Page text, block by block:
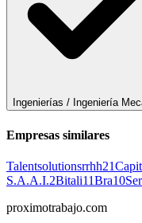
Ingenierías / Ingeniería
Empresas similares
Talentsolutionsrrhh21
S.A.A.I.2Bitali11Bra10
proximotrabajo.com